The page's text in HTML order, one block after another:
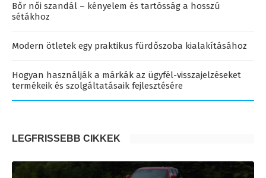
Bőr női szandál – kényelem és tartósság a hosszú
sétákhoz
Modern ötletek egy praktikus fürdőszoba kialakításához
Hogyan használják a márkák az ügyfél-visszajelzéseket
termékeik és szolgáltatásaik fejlesztésére
LEGFRISSEBB CIKKEK